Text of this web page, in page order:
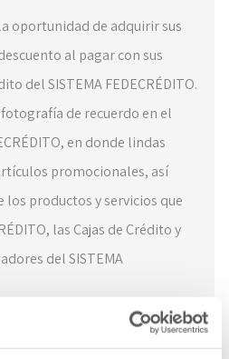
oportunidad de adquirir sus
al pagar con sus
del SISTEMA FEDECRÉDITO.
de recuerdo en el
en donde lindas
promocionales, así
productos y servicios que
las Cajas de Crédito y
del SISTEMA